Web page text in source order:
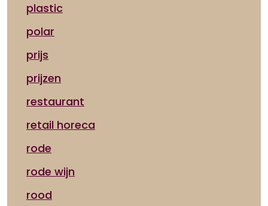
plastic
polar
prijs
prijzen
restaurant
retail horeca
rode
rode wijn
rood